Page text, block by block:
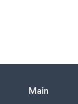
Main